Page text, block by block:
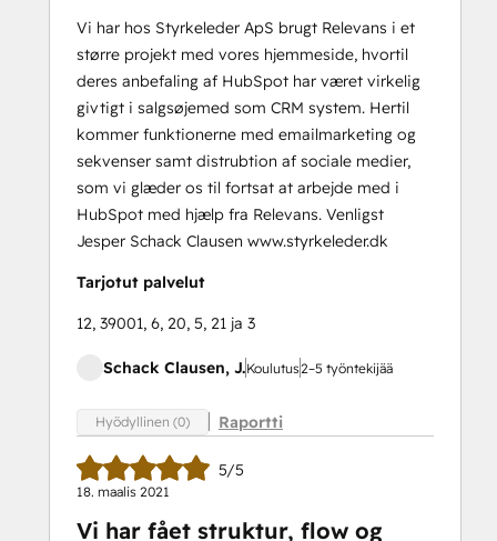
Vi har hos Styrkeleder ApS brugt Relevans i et
større projekt med vores hjemmeside, hvortil
deres anbefaling af HubSpot har været virkelig
givtigt i salgsøjemed som CRM system. Hertil
kommer funktionerne med emailmarketing og
sekvenser samt distrubtion af sociale medier,
som vi glæder os til fortsat at arbejde med i
HubSpot med hjælp fra Relevans. Venligst
Jesper Schack Clausen www.styrkeleder.dk
Tarjotut palvelut
12, 39001, 6, 20, 5, 21 ja 3
Schack Clausen, J.Koulutus2–5 työntekijää
Hyödyllinen (0) Raportti
5/5
18. maalis 2021
Vi har fået struktur, flow og